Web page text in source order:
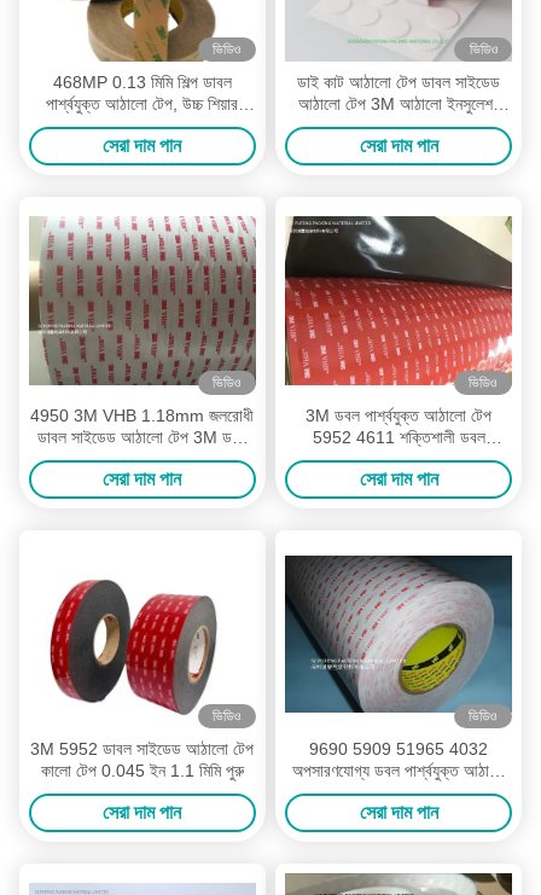
ভিডিও
468MP 0.13 মিমি শিল্প ডাবল
পার্শ্বযুক্ত আঠালো টেপ, উচ্চ শিয়ার
স্ট্রেনথ 3 এম 200 এমপি ডাবল
পার্শ্বযুক্ত টেপ
সেরা দাম পান
ভিডিও
ডাই কাট আঠালো টেপ ডাবল সাইডেড
আঠালো টেপ 3M আঠালো ইনসুলেশন
টেপ
সেরা দাম পান
ভিডিও
4950 3M VHB 1.18mm জলরোধী
ডাবল সাইডেড আঠালো টেপ 3M ডবল
সাইডেড আঠালো টেপ
সেরা দাম পান
ভিডিও
3M ডবল পার্শ্বযুক্ত আঠালো টেপ
5952 4611 শক্তিশালী ডবল
পার্শ্বযুক্ত স্টিকি টেপ
সেরা দাম পান
ভিডিও
3M 5952 ডাবল সাইডেড আঠালো টেপ
কালো টেপ 0.045 ইন 1.1 মিমি পুরু
সেরা দাম পান
ভিডিও
9690 5909 51965 4032
অপসারণযোগ্য ডবল পার্শ্বযুক্ত আঠালো
টেপ পলিয়েস্টার
সেরা দাম পান